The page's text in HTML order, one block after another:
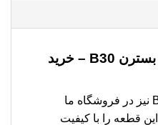
قیمت گلگیر جلو راست بسترن B30 – خرید
گلگیر جلو راست بسترن B30 نیز در فروشگاه ما
قطعه را با کیفیت